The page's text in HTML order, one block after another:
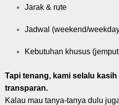
Jarak & rute
Jadwal (weekend/
Kebutuhan khusus
Tapi tenang, kami selalu
transparan.
Kalau mau tanya-tanya dulu